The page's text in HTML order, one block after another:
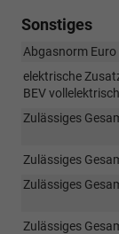
Sonstiges
Abgasnorm Euro
elektrische
BEV
Zulässiges
Zulässiges
Zulässiges
Zulässiges